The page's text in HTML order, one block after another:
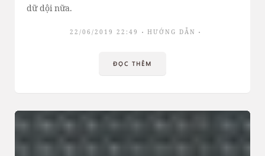
dữ dội nữa.
22/06/2019 22:49 HƯỚNG DẪN
ĐỌC THÊM